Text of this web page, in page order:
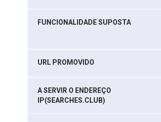
FUNCIONALIDADE SUPOSTA
URL PROMOVIDO
A SERVIR O ENDEREÇO
IP(SEARCHES.CLUB)